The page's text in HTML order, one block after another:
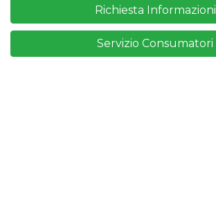
Richiesta Informazioni
Servizio Consumatori